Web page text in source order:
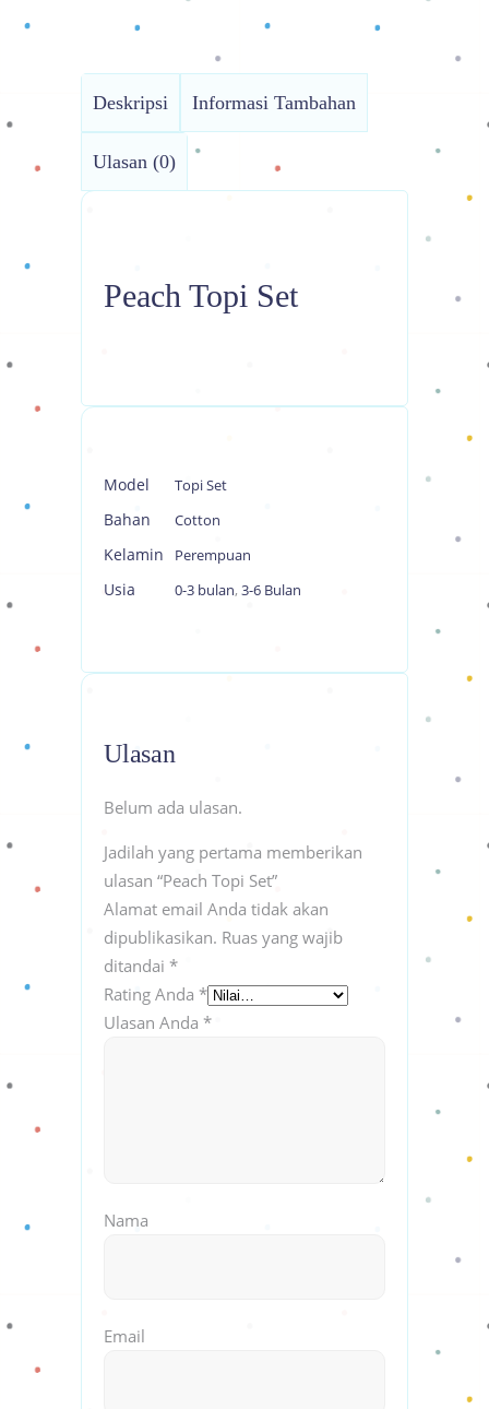
Deskripsi Informasi Tambahan
Ulasan (0)
Peach Topi Set
Model Topi Set
Bahan Cotton
Kelamin Perempuan
Usia 0-3 bulan, 3-6 Bulan
Ulasan
Belum ada ulasan.
Jadilah yang pertama memberikan
ulasan “Peach Topi Set”
Alamat email Anda tidak akan
dipublikasikan. Ruas yang wajib
ditandai *
Rating Anda *
Ulasan Anda *
Nama
Email